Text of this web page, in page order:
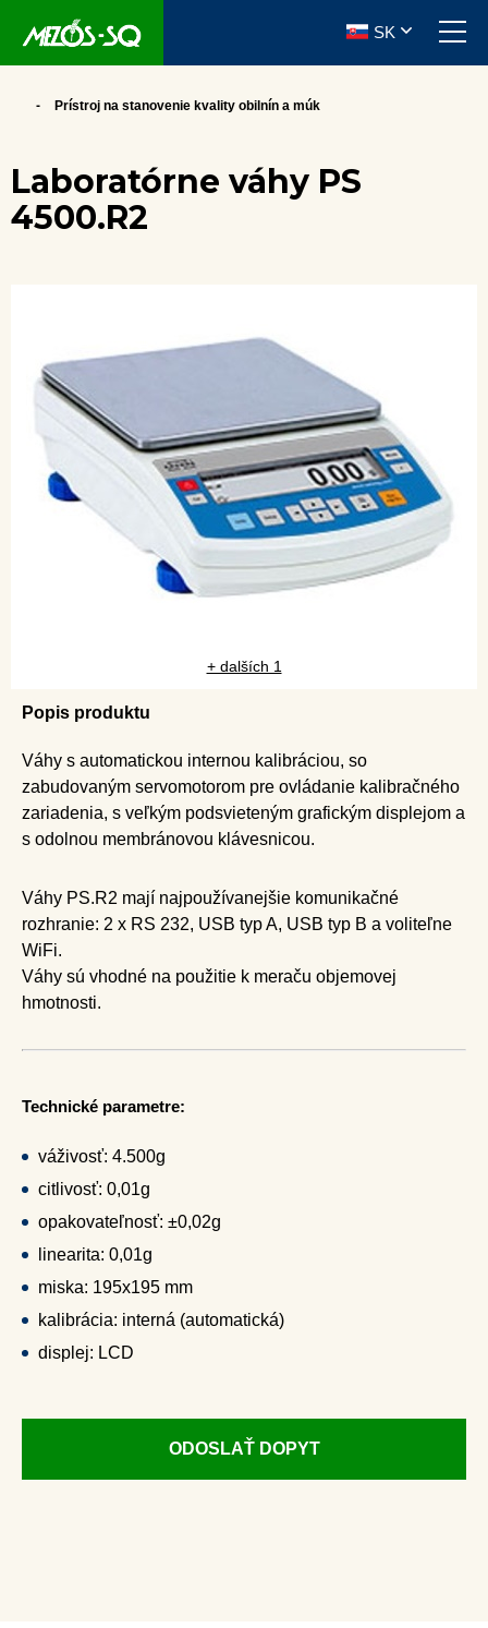
SK
Prístroj na stanovenie kvality obilnín a múk
Laboratórne váhy PS
4500.R2
+ dalších 1
Popis produktu
Váhy s automatickou internou kalibráciou, so
zabudovaným servomotorom pre ovládanie kalibračného
zariadenia, s veľkým podsvieteným grafickým displejom a
s odolnou membránovou klávesnicou.
Váhy PS.R2 mají najpoužívanejšie komunikačné
rozhranie: 2 x RS 232, USB typ A, USB typ B a voliteľne
WiFi.
Váhy sú vhodné na použitie k meraču objemovej
hmotnosti.
Technické parametre:
váživosť: 4.500g
citlivosť: 0,01g
opakovateľnosť: ±0,02g
linearita: 0,01g
miska: 195x195 mm
kalibrácia: interná (automatická)
displej: LCD
ODOSLAŤ DOPYT